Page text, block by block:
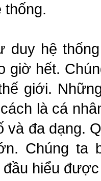
thống.
duy hệ
giờ hết.
giới.
là cá
đa dạng.
Chúng ta
đầu hiểu